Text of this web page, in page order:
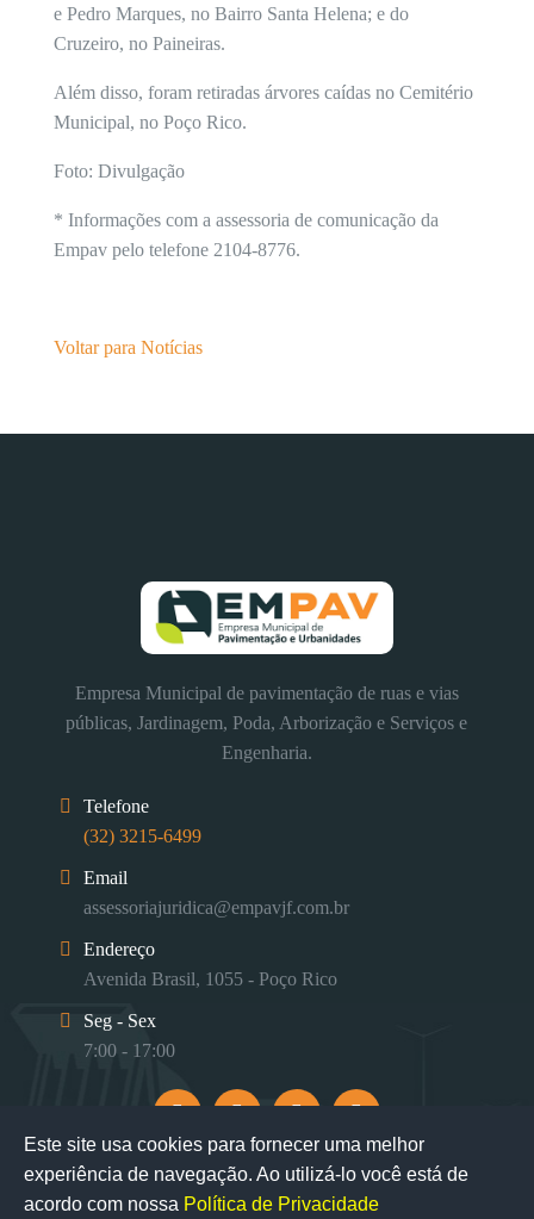
e Pedro Marques, no Bairro Santa Helena; e do
Cruzeiro, no Paineiras.
Além disso, foram retiradas árvores caídas no Cemitério
Municipal, no Poço Rico.
Foto: Divulgação
* Informações com a assessoria de comunicação da
Empav pelo telefone 2104-8776.
Voltar para Notícias
Empresa Municipal de pavimentação de ruas e vias
públicas, Jardinagem, Poda, Arborização e Serviços e
Engenharia.
Telefone
(32) 3215-6499
Email
assessoriajuridica@empavjf.com.br
Endereço
Avenida Brasil, 1055 - Poço Rico
Seg - Sex
7:00 - 17:00
Este site usa cookies para fornecer uma melhor
experiência de navegação. Ao utilizá-lo você está de
acordo com nossa Política de Privacidade